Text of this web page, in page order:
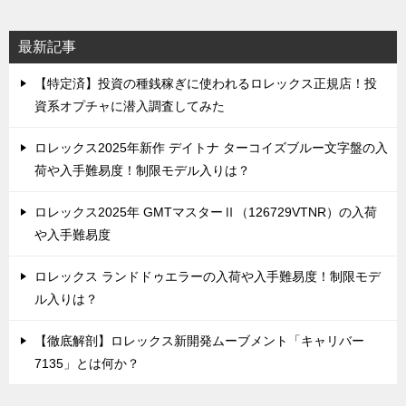
最新記事
【特定済】投資の種銭稼ぎに使われるロレックス正規店！投
資系オプチャに潜入調査してみた
ロレックス2025年新作 デイトナ ターコイズブルー文字盤の入
荷や入手難易度！制限モデル入りは？
ロレックス2025年 GMTマスターⅡ（126729VTNR）の入荷
や入手難易度
ロレックス ランドドゥエラーの入荷や入手難易度！制限モデ
ル入りは？
【徹底解剖】ロレックス新開発ムーブメント「キャリバー
7135」とは何か？